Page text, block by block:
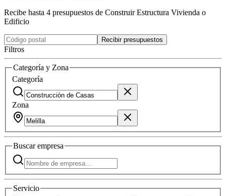
Recibe hasta 4 presupuestos de Construir Estructura Vivienda o
Edificio
Recibir presupuestos
Filtros
Categoría y Zona
Categoría
Zona
Buscarempresa
Servicio